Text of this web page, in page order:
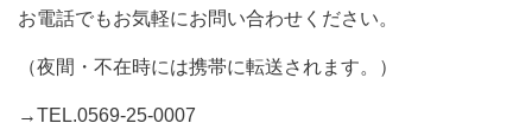
お電話でもお気軽にお問い合わせください。
（夜間・不在時には携帯に転送されます。）
→TEL.0569-25-0007